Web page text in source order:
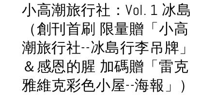
小高潮旅行社：Vol. 1 冰島
（創刊首刷 限量贈「小高
潮旅行社--冰島行李吊牌」
＆感恩的腥 加碼贈「雷克
雅維克彩色小屋--海報」）